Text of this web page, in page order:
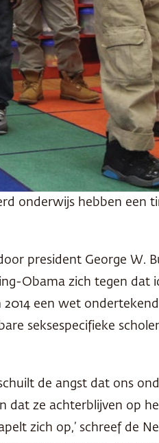
onderwijs hebben
president George
Obama zich tegen
een wet
seksespecifieke
de angst dat ons
ze achterblijven op
zich op,’ schreef de